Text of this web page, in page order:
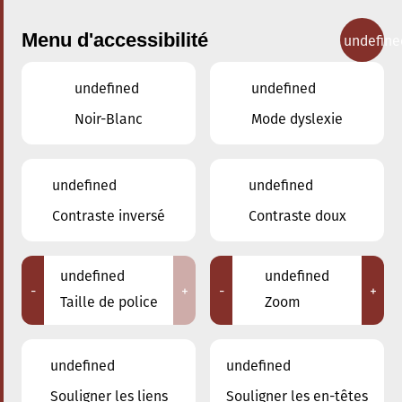
Concerts
Adresse
Menu d'accessibilité
undefined
Noir-Blanc
undefined
Mode dyslexie
undefined
Contraste inversé
undefined
Contraste doux
-
undefined
Taille de police
+ -
undefined
Zoom
+
undefined
Souligner les liens
undefined
Souligner les en-têtes